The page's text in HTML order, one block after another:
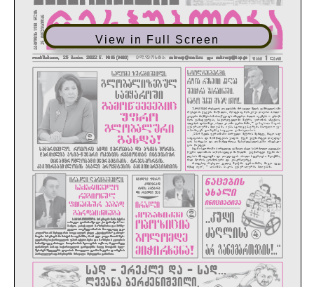
View in Full Screen